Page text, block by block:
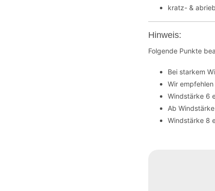
kratz- &
Hinweis:
Folgende Punkte
Bei starkem
Wir
Windstärke 6
Ab
Windstärke 8